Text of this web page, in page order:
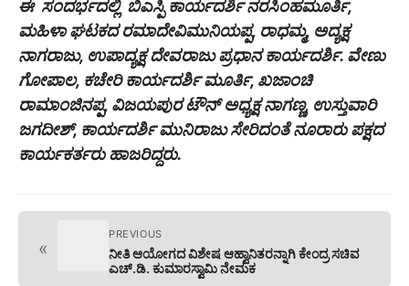
ಈ ಸಂದರ್ಭದಲ್ಲಿ ಬಿಎಸ್ಪಿ ಕಾರ್ಯದರ್ಶಿ ನರಸಿಂಹಮೂರ್ತಿ,
ಮಹಿಳಾ ಘಟಕದ ರಮಾದೇವಿಮುನಿಯಪ್ಪ, ರಾಧಮ್ಮ, ಅದ್ಯಕ್ಷ
ನಾಗರಾಜು, ಉಪಾದ್ಯಕ್ಷ ದೇವರಾಜು ಪ್ರಧಾನ ಕಾರ್ಯದರ್ಶಿ. ವೇಣು
ಗೋಪಾಲ, ಕಚೇರಿ ಕಾರ್ಯದರ್ಶಿ ಮೂರ್ತಿ, ಖಜಾಂಚಿ
ರಾಮಾಂಜಿನಪ್ಪ, ವಿಜಯಪುರ ಟೌನ್ ಅಧ್ಯಕ್ಷ ನಾಗಣ್ಣ, ಉಸ್ತುವಾರಿ
ಜಗದೀಶ್, ಕಾರ್ಯದರ್ಶಿ ಮುನಿರಾಜು ಸೇರಿದಂತೆ ನೂರಾರು ಪಕ್ಷದ
ಕಾರ್ಯಕರ್ತರು ಹಾಜರಿದ್ದರು.
«
PREVIOUS
ನೀತಿ ಆಯೋಗದ ವಿಶೇಷ ಆಹ್ವಾನಿತರನ್ನಾಗಿ ಕೇಂದ್ರ ಸಚಿವ
ಎಚ್.ಡಿ. ಕುಮಾರಸ್ವಾಮಿ ನೇಮಕ